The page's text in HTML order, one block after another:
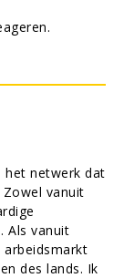
het netwerk dat
vanuit
Als vanuit
des lands. Ik